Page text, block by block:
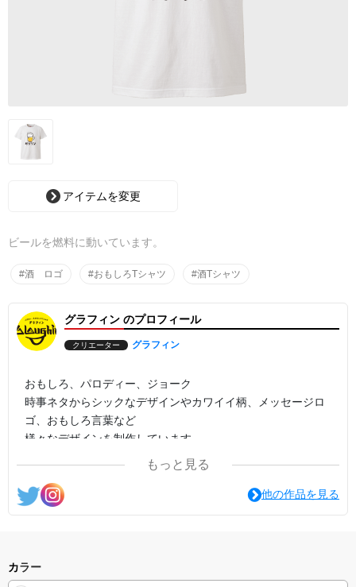
アイテムを変更
ビールを燃料に動いています。
#酒 ロゴ #おもしろTシャツ #酒Tシャツ
グラフィン のプロフィール
クリエーター グラフィン
おもしろ、パロディー、ジョーク
時事ネタからシックなデザインやカワイイ柄、メッセージロ
ゴ、おもしろ言葉など
様々なデザインを制作しています。
もっと見る
他の作品を見る
カラー